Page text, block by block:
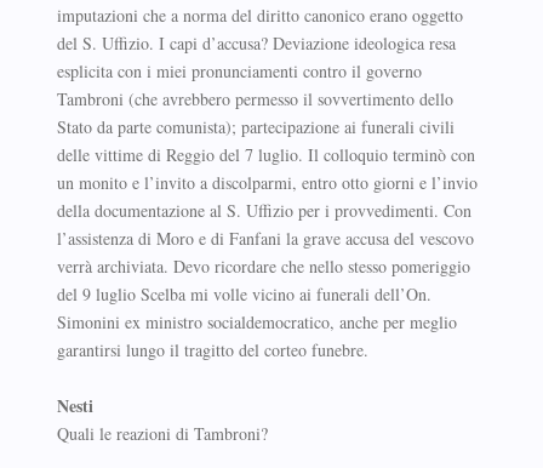
imputazioni che a norma del diritto canonico erano oggetto
del S. Uffizio. I capi d’accusa? Deviazione ideologica resa
esplicita con i miei pronunciamenti contro il governo
Tambroni (che avrebbero permesso il sovvertimento dello
Stato da parte comunista); partecipazione ai funerali civili
delle vittime di Reggio del 7 luglio. Il colloquio terminò con
un monito e l’invito a discolparmi, entro otto giorni e l’invio
della documentazione al S. Uffizio per i provvedimenti. Con
l’assistenza di Moro e di Fanfani la grave accusa del vescovo
verrà archiviata. Devo ricordare che nello stesso pomeriggio
del 9 luglio Scelba mi volle vicino ai funerali dell’On.
Simonini ex ministro socialdemocratico, anche per meglio
garantirsi lungo il tragitto del corteo funebre.
Nesti
Quali le reazioni di Tambroni?